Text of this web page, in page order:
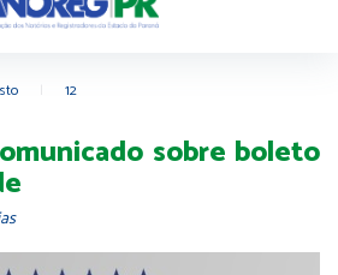
12
sobre boleto